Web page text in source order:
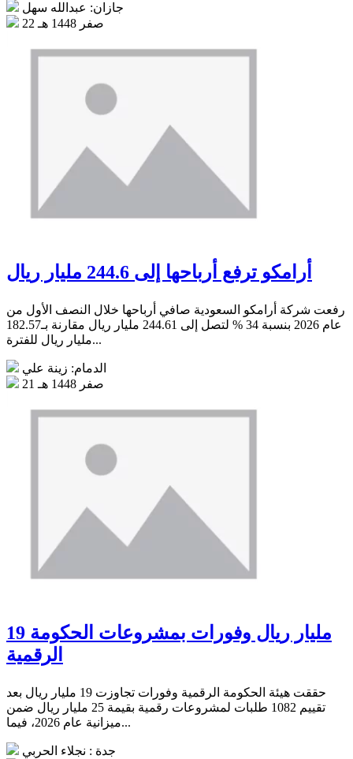
جازان: عبدالله سهل
22 صفر 1448 هـ
أرامكو ترفع أرباحها إلى 244.6 مليار ريال
رفعت شركة أرامكو السعودية صافي أرباحها خلال النصف الأول من
عام 2026 بنسبة 34 % لتصل إلى 244.61 مليار ريال مقارنة بـ182.57
مليار ريال للفترة...
الدمام: زينة علي
21 صفر 1448 هـ
19 مليار ريال وفورات بمشروعات الحكومة
الرقمية
حققت هيئة الحكومة الرقمية وفورات تجاوزت 19 مليار ريال بعد
تقييم 1082 طلبات لمشروعات رقمية بقيمة 25 مليار ريال ضمن
ميزانية عام 2026، فيما...
جدة : نجلاء الحربي